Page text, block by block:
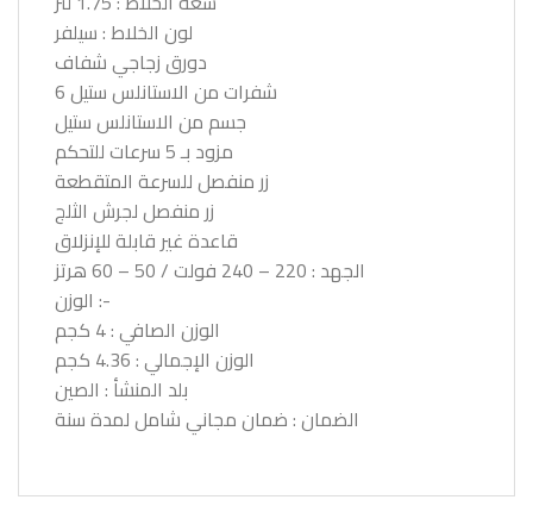
لون الخلاط : سيلفر
دورق زجاجي شفاف
6 شفرات من الاستانلس ستيل
جسم من الاستانلس ستيل
مزود بـ 5 سرعات للتحكم
زر منفصل للسرعة المتقطعة
زر منفصل لجرش الثلج
قاعدة غير قابلة للإنزلاق
الجهد : 220 – 240 فولت / 50 – 60 هرتز
الوزن :-
الوزن الصافي : 4 كجم
الوزن الإجمالي : 4.36 كجم
بلد المنشأ : الصين
الضمان : ضمان مجاني شامل لمدة سنة